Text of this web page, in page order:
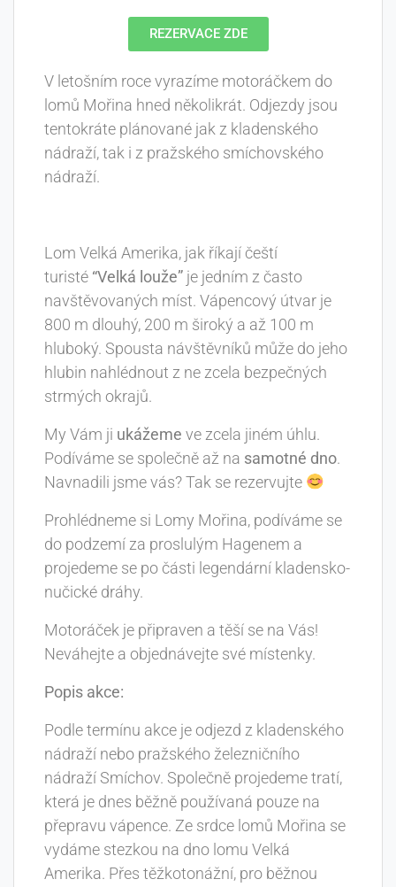
REZERVACE ZDE
V letošním roce vyrazíme motoráčkem do
lomů Mořina hned několikrát. Odjezdy jsou
tentokráte plánované jak z kladenského
nádraží, tak i z pražského smíchovského
nádraží.
Lom Velká Amerika, jak říkají čeští
turisté “Velká louže” je jedním z často
navštěvovaných míst. Vápencový útvar je
800 m dlouhý, 200 m široký a až 100 m
hluboký. Spousta návštěvníků může do jeho
hlubin nahlédnout z ne zcela bezpečných
strmých okrajů.
My Vám ji ukážeme ve zcela jiném úhlu.
Podíváme se společně až na samotné dno.
Navnadili jsme vás? Tak se rezervujte
Prohlédneme si Lomy Mořina, podíváme se
do podzemí za proslulým Hagenem a
projedeme se po části legendární kladensko-
nučické dráhy.
Motoráček je připraven a těší se na Vás!
Neváhejte a objednávejte své místenky.
Popis akce:
Podle termínu akce je odjezd z kladenského
nádraží nebo pražského železničního
nádraží Smíchov. Společně projedeme tratí,
která je dnes běžně používaná pouze na
přepravu vápence. Ze srdce lomů Mořina se
vydáme stezkou na dno lomu Velká
Amerika. Přes těžkotonážní, pro běžnou